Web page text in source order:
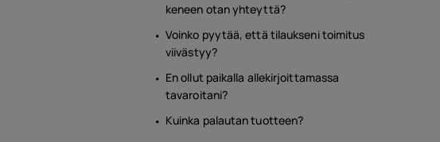
keneen otan yhteyttä?
Voinko pyytää, että tilaukseni toimitus
viivästyy?
En ollut paikalla allekirjoittamassa
tavaroitani?
Kuinka palautan tuotteen?